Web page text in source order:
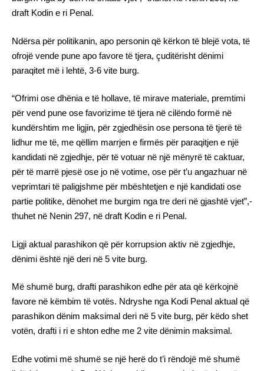
draft Kodin e ri Penal.
Ndërsa për politikanin, apo personin që kërkon të blejë vota, të
ofrojë vende pune apo favore të tjera, çuditërisht dënimi
paraqitet më i lehtë, 3-6 vite burg.
“Ofrimi ose dhënia e të hollave, të mirave materiale, premtimi
për vend pune ose favorizime të tjera në cilëndo formë në
kundërshtim me ligjin, për zgjedhësin ose persona të tjerë të
lidhur me të, me qëllim marrjen e firmës për paraqitjen e një
kandidati në zgjedhje, për të votuar në një mënyrë të caktuar,
për të marrë pjesë ose jo në votime, ose për t’u angazhuar në
veprimtari të paligjshme për mbështetjen e një kandidati ose
partie politike, dënohet me burgim nga tre deri në gjashtë vjet”,-
thuhet në Nenin 297, në draft Kodin e ri Penal.
Ligji aktual parashikon që për korrupsion aktiv në zgjedhje,
dënimi është një deri në 5 vite burg.
Më shumë burg, drafti parashikon edhe për ata që kërkojnë
favore në këmbim të votës. Ndryshe nga Kodi Penal aktual që
parashikon dënim maksimal deri në 5 vite burg, për këdo shet
votën, drafti i ri e shton edhe me 2 vite dënimin maksimal.
Edhe votimi më shumë se një herë do t’i rëndojë më shumë